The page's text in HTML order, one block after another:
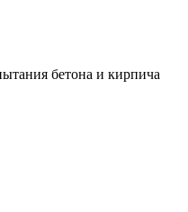
бетона и кирпича